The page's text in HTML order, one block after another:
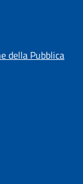
della Pubblica